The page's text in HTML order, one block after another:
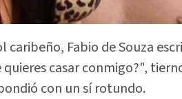
caribeño, Fabio de Souza
quieres casar conmigo?",
con un sí rotundo.